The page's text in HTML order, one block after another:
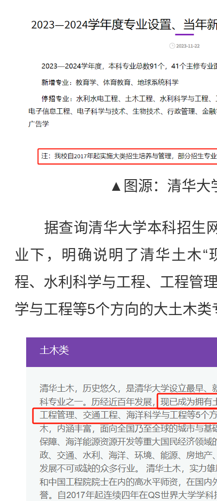
▲图源：清华大
据查询清华大学本科招生网
业下，明确说明了清华土木“
程、水利科学与工程、工程管
学与工程等5个方向的大土木类